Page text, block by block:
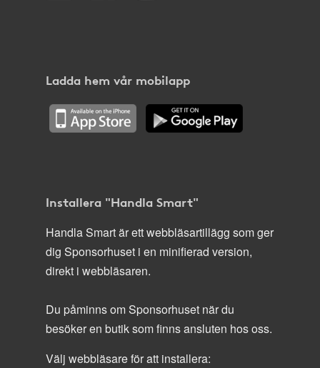
Ladda hem vår mobilapp
Installera "Handla Smart"
Handla Smart är ett webbläsartillägg som ger
dig Sponsorhuset i en minifierad version,
direkt i webbläsaren.
Du påminns om Sponsorhuset när du
besöker en butik som finns ansluten hos oss.
Välj webbläsare för att installera: